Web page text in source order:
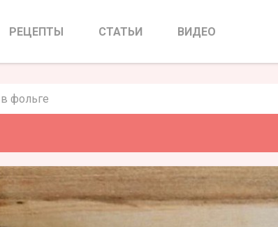
фольге
РЕЦЕПТЫ СТАТЬИ ВИДЕО
фольге